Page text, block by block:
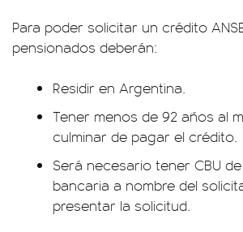
Para poder solicitar un crédito
pensionados deberán:
Residir en Argentina.
Tener menos de 92 años al
culminar de pagar el crédito.
Será necesario tener CBU
bancaria a nombre del
presentar la solicitud.